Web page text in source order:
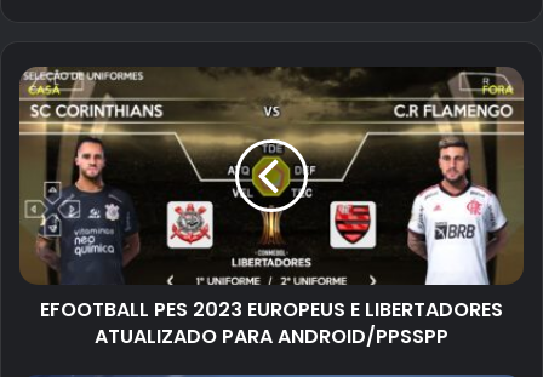
EFOOTBALL PES 2023 EUROPEUS E LIBERTADORES
ATUALIZADO PARA ANDROID/PPSSPP